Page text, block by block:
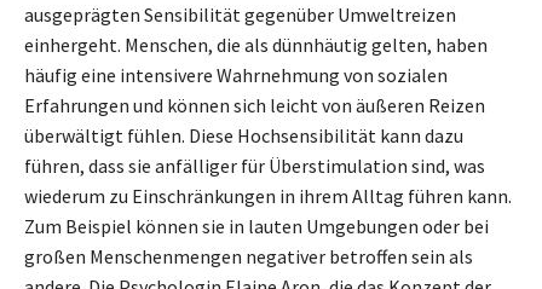
ausgeprägten Sensibilität gegenüber Umweltreizen
einhergeht. Menschen, die als dünnhäutig gelten, haben
häufig eine intensivere Wahrnehmung von sozialen
Erfahrungen und können sich leicht von äußeren Reizen
überwältigt fühlen. Diese Hochsensibilität kann dazu
führen, dass sie anfälliger für Überstimulation sind, was
wiederum zu Einschränkungen in ihrem Alltag führen kann.
Zum Beispiel können sie in lauten Umgebungen oder bei
großen Menschenmengen negativer betroffen sein als